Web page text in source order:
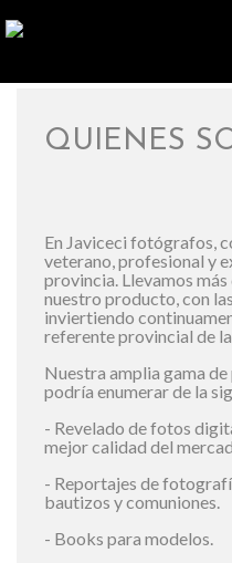
QUIENES
En Javiceci fotógrafos,
veterano, profesional y
provincia. Llevamos
nuestro producto, con
inviertiendo
referente provincial de
Nuestra amplia gama
podría enumerar de la
- Revelado de fotos
mejor calidad del
- Reportajes de
bautizos y comuniones.
- Books para modelos.